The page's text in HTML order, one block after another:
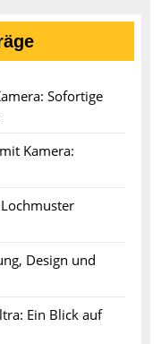
Sofortige
Kamera:
Design und
Ein Blick auf